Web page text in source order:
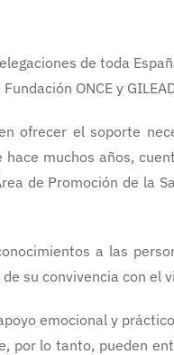
de toda
ONCE y
ofrecer el soporte
muchos años,
de Promoción de la
a las
su convivencia con el
emocional y
por lo tanto, pueden